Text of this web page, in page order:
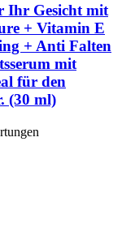
Ihr Gesicht mit
+ Vitamin E
+ Anti Falten
mit
für den
(30 ml)